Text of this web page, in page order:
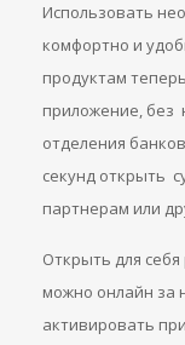
Использовать
комфортно и
продуктам
приложение, без
отделения
секунд открыть
партнерам или
Открыть для
можно онлайн за
активировать